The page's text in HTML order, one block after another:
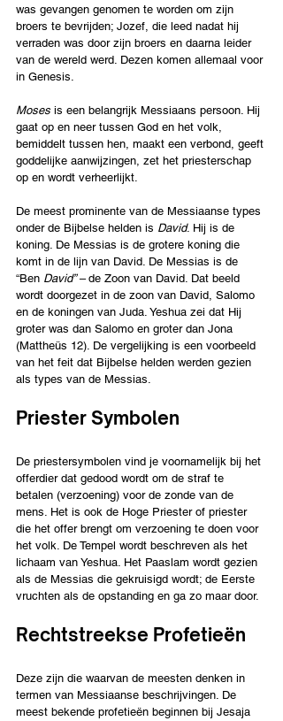
was gevangen genomen te worden om zijn
broers te bevrijden; Jozef, die leed nadat hij
verraden was door zijn broers en daarna leider
van de wereld werd. Dezen komen allemaal voor
in Genesis.
Moses is een belangrijk Messiaans persoon. Hij
gaat op en neer tussen God en het volk,
bemiddelt tussen hen, maakt een verbond, geeft
goddelijke aanwijzingen, zet het priesterschap
op en wordt verheerlijkt.
De meest prominente van de Messiaanse types
onder de Bijbelse helden is David. Hij is de
koning. De Messias is de grotere koning die
komt in de lijn van David. De Messias is de
“Ben David” – de Zoon van David. Dat beeld
wordt doorgezet in de zoon van David, Salomo
en de koningen van Juda. Yeshua zei dat Hij
groter was dan Salomo en groter dan Jona
(Mattheüs 12). De vergelijking is een voorbeeld
van het feit dat Bijbelse helden werden gezien
als types van de Messias.
Priester Symbolen
De priestersymbolen vind je voornamelijk bij het
offerdier dat gedood wordt om de straf te
betalen (verzoening) voor de zonde van de
mens. Het is ook de Hoge Priester of priester
die het offer brengt om verzoening te doen voor
het volk. De Tempel wordt beschreven als het
lichaam van Yeshua. Het Paaslam wordt gezien
als de Messias die gekruisigd wordt; de Eerste
vruchten als de opstanding en ga zo maar door.
Rechtstreekse Profetieën
Deze zijn die waarvan de meesten denken in
termen van Messiaanse beschrijvingen. De
meest bekende profetieën beginnen bij Jesaja